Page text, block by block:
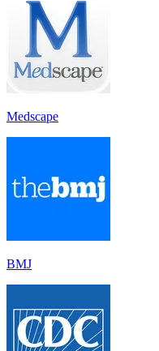
Medscape
BMJ